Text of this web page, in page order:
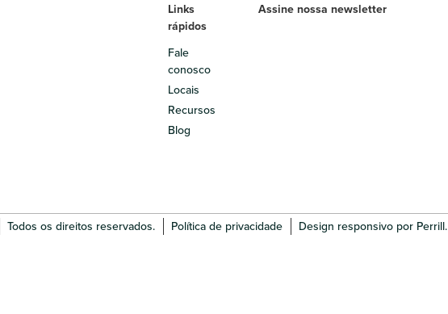
Links
rápidos
Fale
conosco
Locais
Recursos
Blog
Assine nossa newsletter
Todos os direitos reservados. Política de privacidade Design responsivo por Perrill.